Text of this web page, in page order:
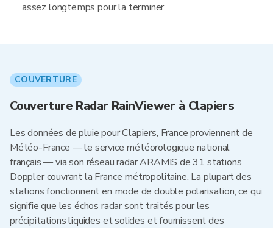
assez longtemps pour la terminer.
COUVERTURE
Couverture Radar RainViewer à Clapiers
Les données de pluie pour Clapiers, France proviennent de
Météo-France — le service météorologique national
français — via son réseau radar ARAMIS de 31 stations
Doppler couvrant la France métropolitaine. La plupart des
stations fonctionnent en mode de double polarisation, ce qui
signifie que les échos radar sont traités pour les
précipitations liquides et solides et fournissent des